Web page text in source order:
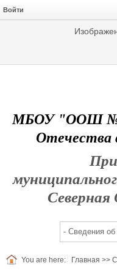
Войти
МБОУ "ООШ
Отечества
You are here: Главная >>